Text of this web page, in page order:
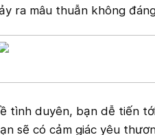
ra mâu thuẫn không
tình duyên, bạn dễ tiến
sẽ có cảm giác yêu